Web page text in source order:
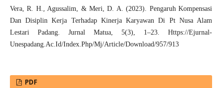
Vera, R. H., Agussalim, & Meri, D. A. (2023). Pengaruh Kompensasi
Dan Disiplin Kerja Terhadap Kinerja Karyawan Di Pt Nusa Alam
Lestari Padang. Jurnal Matua, 5(3), 1–23. Https://Ejurnal-
Unespadang.Ac.Id/Index.Php/Mj/Article/Download/957/913
PDF